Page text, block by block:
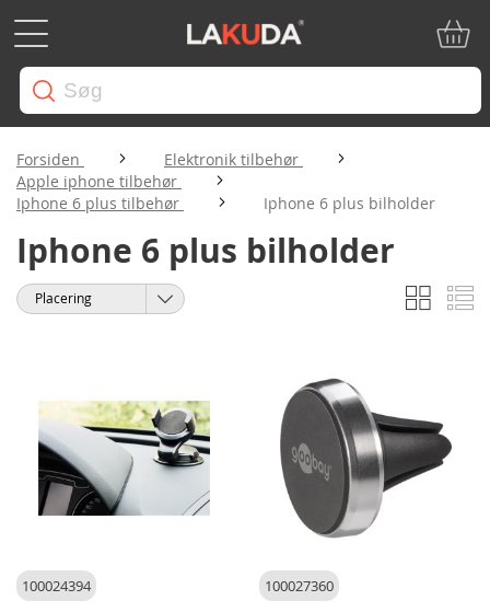
Forsiden
Elektronik tilbehør
Apple iphone tilbehør
Iphone 6 plus tilbehør
Iphone 6 plus bilholder
Iphone 6 plus bilholder
Vis
som
Gitter
Sorter
100024394 100027360